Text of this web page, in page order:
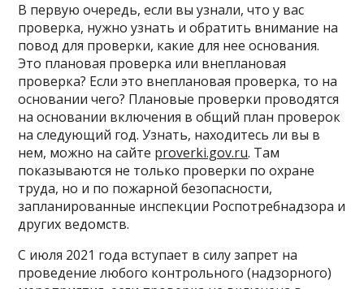
В первую очередь, если вы узнали, что у вас
проверка, нужно узнать и обратить внимание на
повод для проверки, какие для нее основания.
Это плановая проверка или внеплановая
проверка? Если это внеплановая проверка, то на
основании чего? Плановые проверки проводятся
на основании включения в общий план проверок
на следующий год. Узнать, находитесь ли вы в
нем, можно на сайте proverki.gov.ru. Там
показываются не только проверки по охране
труда, но и по пожарной безопасности,
запланированные инспекции Роспотребнадзора и
других ведомств.
С июля 2021 года вступает в силу запрет на
проведение любого контрольного (надзорного)